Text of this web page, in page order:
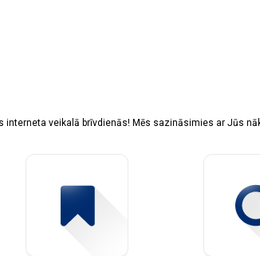
interneta veikalā brīvdienās! Mēs sazināsimies ar Jūs